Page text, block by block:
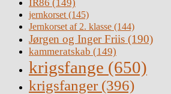
IR86 (149)
jernkorset(145)
Jernkorset af 2. klasse (144)
Jørgen og Inger Friis (190)
kammeratskab (149)
krigsfange (650)
krigsfanger (396)